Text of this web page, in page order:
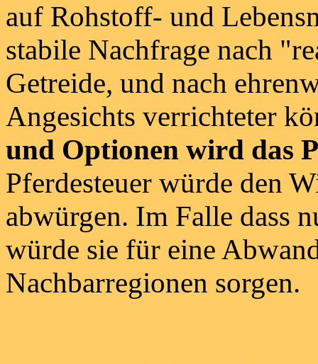
auf Rohstoff- und
stabile Nachfrage nach
Getreide, und nach
Angesichts verrichteter
und Optionen wird das
Pferdesteuer würde den
abwürgen. Im Falle dass
würde sie für eine
Nachbarregionen sorgen.